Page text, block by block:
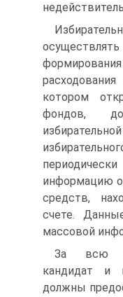
котором
фондов,
информацию о
средств,
счете.
массовой
За всю
кандидат и
должны